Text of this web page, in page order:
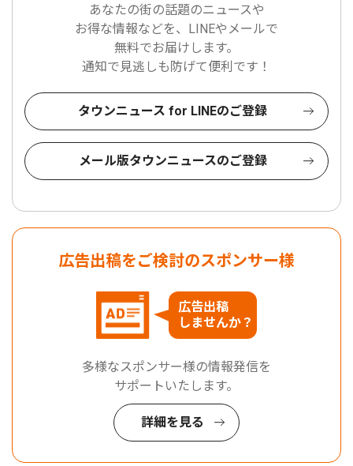
あなたの街の話題のニュースや
お得な情報などを、LINEやメールで
無料でお届けします。
通知で見逃しも防げて便利です！
タウンニュース for LINEのご登録
メール版タウンニュースのご登録
広告出稿をご検討のスポンサー様
広告出稿
しませんか？
多様なスポンサー様の情報発信を
サポートいたします。
詳細を見る